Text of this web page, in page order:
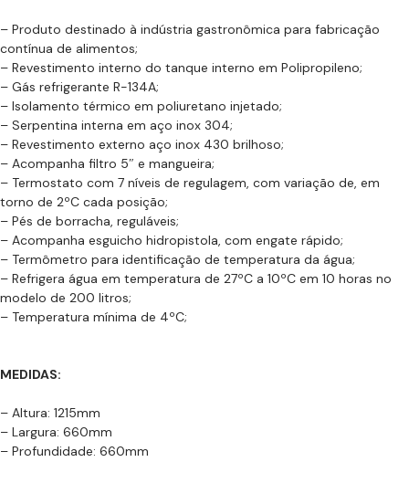
– Produto destinado à indústria gastronômica para fabricação
contínua de alimentos;
– Revestimento interno do tanque interno em Polipropileno;
– Gás refrigerante R-134A;
– Isolamento térmico em poliuretano injetado;
– Serpentina interna em aço inox 304;
– Revestimento externo aço inox 430 brilhoso;
– Acompanha filtro 5″ e mangueira;
– Termostato com 7 níveis de regulagem, com variação de, em
torno de 2ºC cada posição;
– Pés de borracha, reguláveis;
– Acompanha esguicho hidropistola, com engate rápido;
– Termômetro para identificação de temperatura da água;
– Refrigera água em temperatura de 27ºC a 10ºC em 10 horas no
modelo de 200 litros;
– Temperatura mínima de 4ºC;
MEDIDAS:
– Altura: 1215mm
– Largura: 660mm
– Profundidade: 660mm